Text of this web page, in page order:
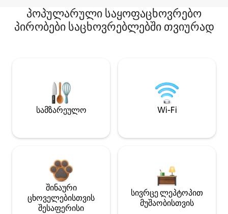
პოპულარული საყოფაცხოვრებო
პირობები საცხოვრებლებში თვიურად
სამზარეულო Wi-Fi
შინაური
ცხოველებისთვის
შესაფერისი
სივრცე ლეპტოპით
მუშაობისთვის